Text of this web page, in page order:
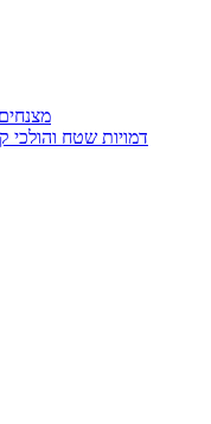
דמויות שטח והולכי